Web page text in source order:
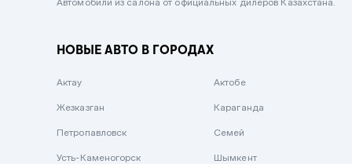
Вишневый
НОВЫЕ АВТО В ГОРОДАХ
Актау Актобе
Жезказган Караганда
Петропавловск Семей
Усть-Каменогорск Шымкент